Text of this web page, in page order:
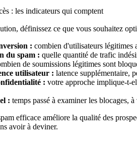
: les indicateurs qui comptent
définissez ce que vous souhaitez
: combien d'utilisateurs légitimes
du spam : quelle quantité de trafic
de soumissions légitimes sont
utilisateur : latence supplémentaire,
: votre approche implique-t-
: temps passé à examiner les blocages,
efficace améliore la qualité des
avoir à deviner.